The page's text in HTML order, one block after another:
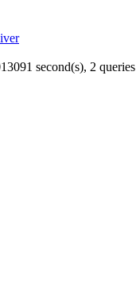
second(s), 2 queries